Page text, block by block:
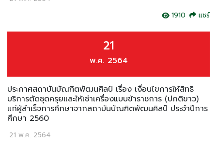
1910
แชร์
21
พ.ค. 2564
ประกาศสถาบันบัณฑิตพัฒนศิลป์ เรื่อง เงื่อนไขการให้สิทธิ
บริการตัดชุดครุยและให้เช่าเครื่องแบบข้าราชการ (ปกติขาว)
แก่ผู้สำเร็จการศึกษาจากสถาบันบัณฑิตพัฒนศิลป์ ประจำปีการ
ศึกษา 2560
21 พ.ค. 2564